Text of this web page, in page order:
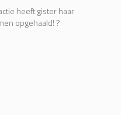
heeft gister haar
opgehaald! ?